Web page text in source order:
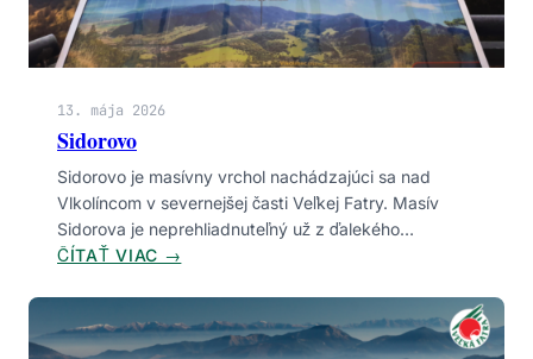
13. mája 2026
Sidorovo
Sidorovo je masívny vrchol nachádzajúci sa nad
Vlkolíncom v severnejšej časti Veľkej Fatry. Masív
Sidorova je neprehliadnuteľný už z ďalekého…
ČÍTAŤ VIAC →
D